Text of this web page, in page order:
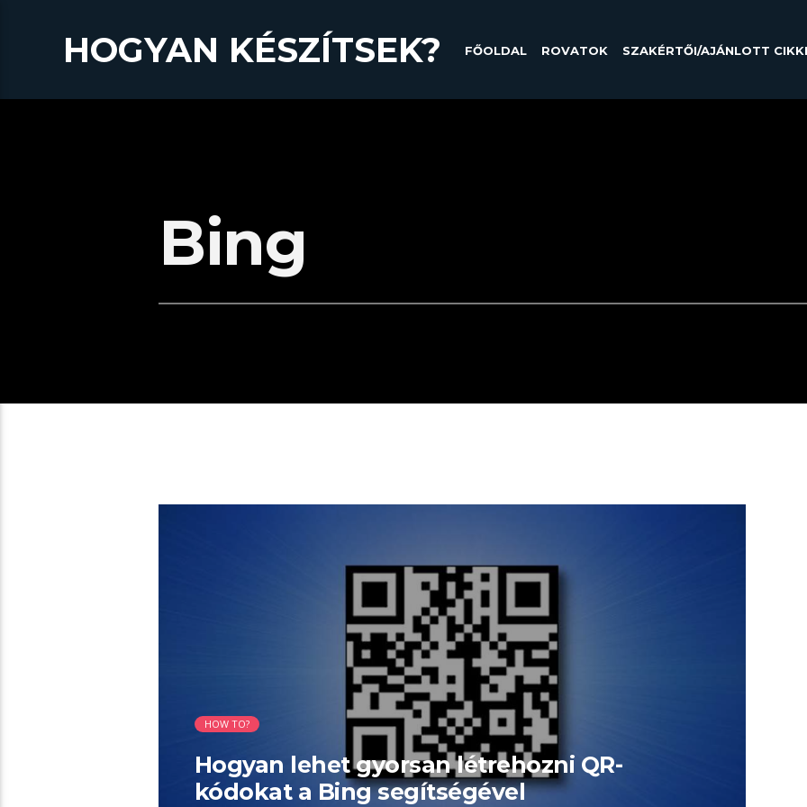
HOGYAN KÉSZÍTSEK? FŐOLDAL ROVATOK SZAKÉRTŐI/AJÁNLOTT
Bing
HOW TO?
Hogyan lehet gyorsan létrehozni QR-
kódokat a Bing segítségével